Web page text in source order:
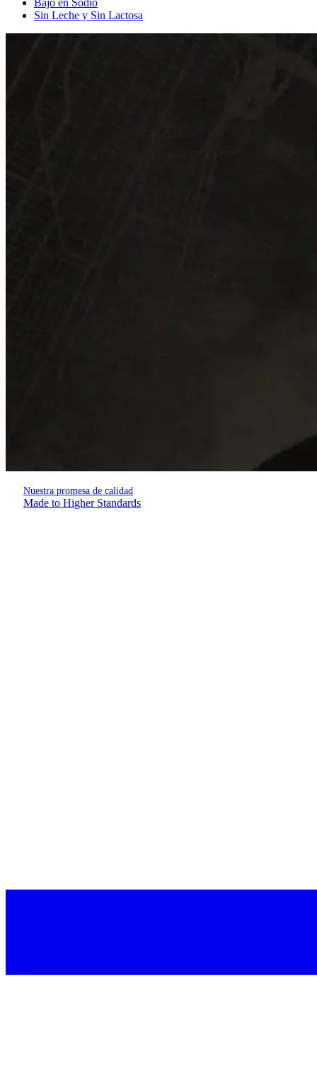
Sin Leche y Sin Lactosa
Nuestra promesa de calidad
Made to Higher Standards